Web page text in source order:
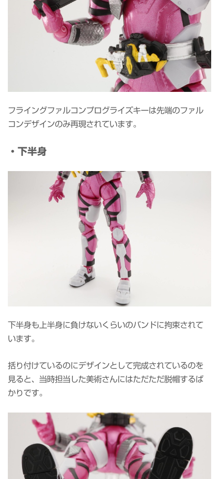
フライングファルコンプログライズキーは先端のファル
コンデザインのみ再現されています。
・下半身
下半身も上半身に負けないくらいのバンドに拘束されて
います。
括り付けているのにデザインとして完成されているのを
見ると、当時担当した美術さんにはただただ脱帽するば
かりです。